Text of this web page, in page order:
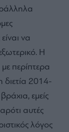
να
Η
περίπτερα
διετία 2014-
εμείς
αυτές
λόγος